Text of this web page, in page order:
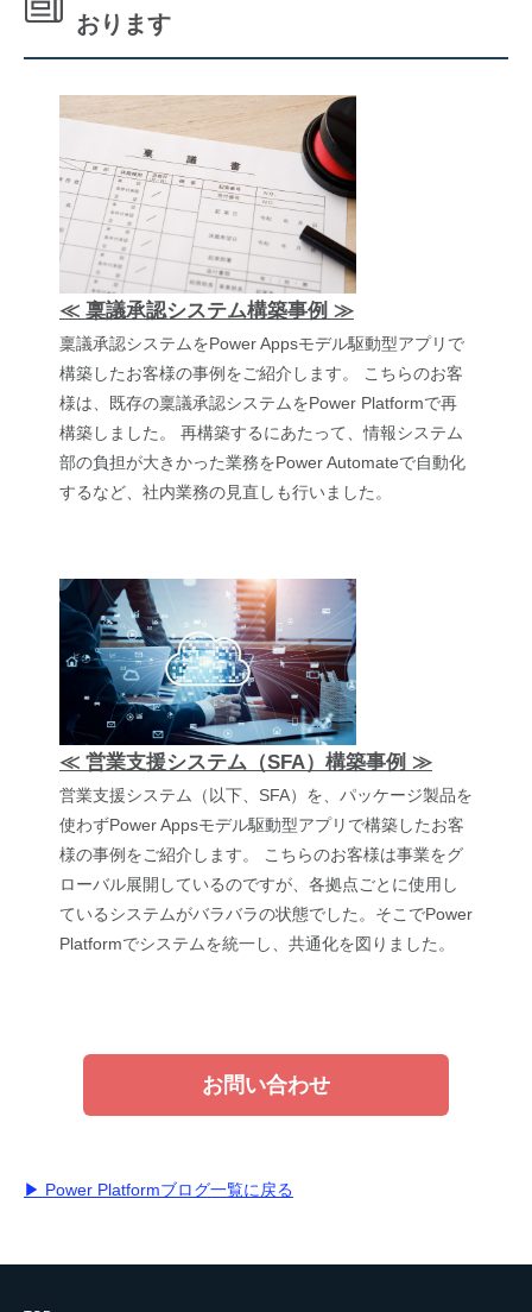
おります
≪ 稟議承認システム構築事例 ≫
稟議承認システムをPower Appsモデル駆動型アプリで
構築したお客様の事例をご紹介します。 こちらのお客
様は、既存の稟議承認システムをPower Platformで再
構築しました。 再構築するにあたって、情報システム
部の負担が大きかった業務をPower Automateで自動化
するなど、社内業務の見直しも行いました。
≪ 営業支援システム（SFA）構築事例 ≫
営業支援システム（以下、SFA）を、パッケージ製品を
使わずPower Appsモデル駆動型アプリで構築したお客
様の事例をご紹介します。 こちらのお客様は事業をグ
ローバル展開しているのですが、各拠点ごとに使用し
ているシステムがバラバラの状態でした。そこでPower
Platformでシステムを統一し、共通化を図りました。
お問い合わせ
▶ Power Platformブログ一覧に戻る